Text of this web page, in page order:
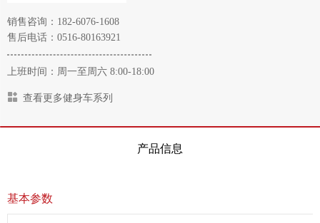
销售咨询：182-6076-1608
售后电话：0516-80163921
上班时间：周一至周六 8:00-18:00
查看更多健身车系列
产品信息
基本参数